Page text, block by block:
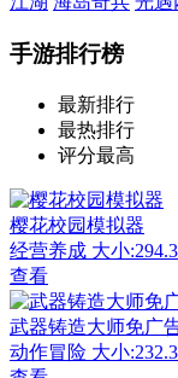
手游排行榜
最新排行
最热排行
评分最高
樱花校园模拟器
经营养成 大小
查看
武器铸造大师免广
动作冒险 大小